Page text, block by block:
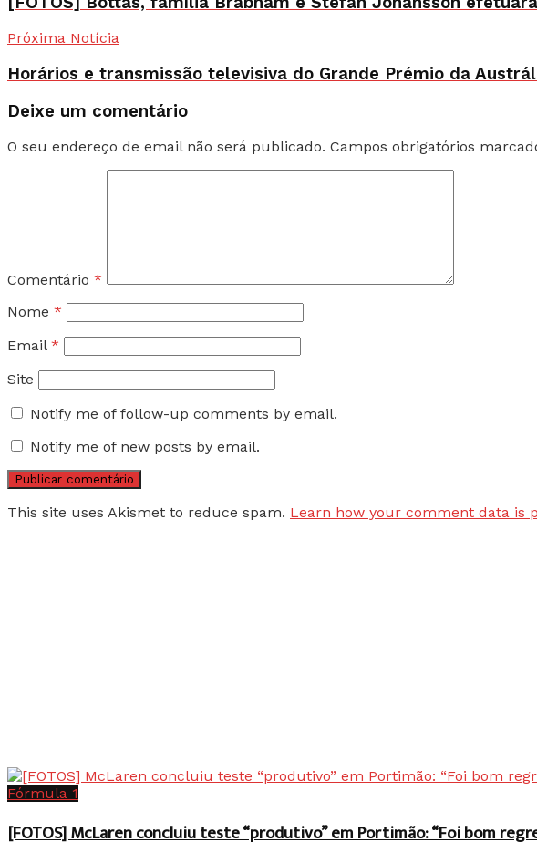
Próxima Notícia
Horários e transmissão televisiva do Grande Prémio da
Deixe um comentário
O seu endereço de email não será publicado. Campos obrigatórios
Comentário *
Nome *
Email *
Site
Notify me of follow-up comments by email.
Notify me of new posts by email.
This site uses Akismet to reduce spam. Learn how your comment data is
Fórmula 1
[FOTOS] McLaren concluiu teste “produtivo” em Portimão: “Foi bom